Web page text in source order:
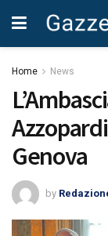
Home News
Genova
by